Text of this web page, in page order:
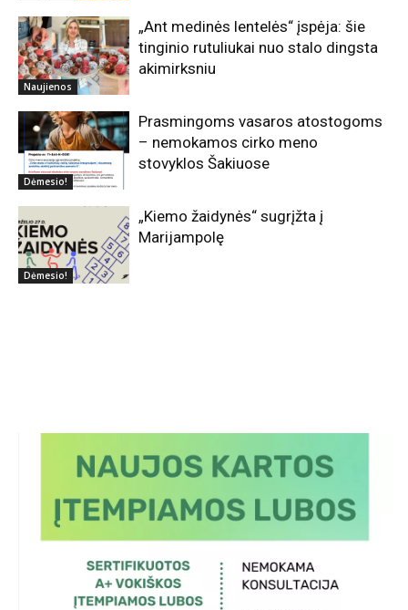
Naujienos
„Ant medinės lentelės“ įspėja: šie
tinginio rutuliukai nuo stalo dingsta
akimirksniu
Dėmesio!
Prasmingoms vasaros atostogoms
– nemokamos cirko meno
stovyklos Šakiuose
Dėmesio!
„Kiemo žaidynės“ sugrįžta į
Marijampolę